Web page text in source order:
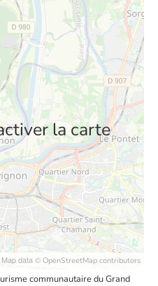
la carte
Map data © OpenStreetMap contributors
communautaire du Grand